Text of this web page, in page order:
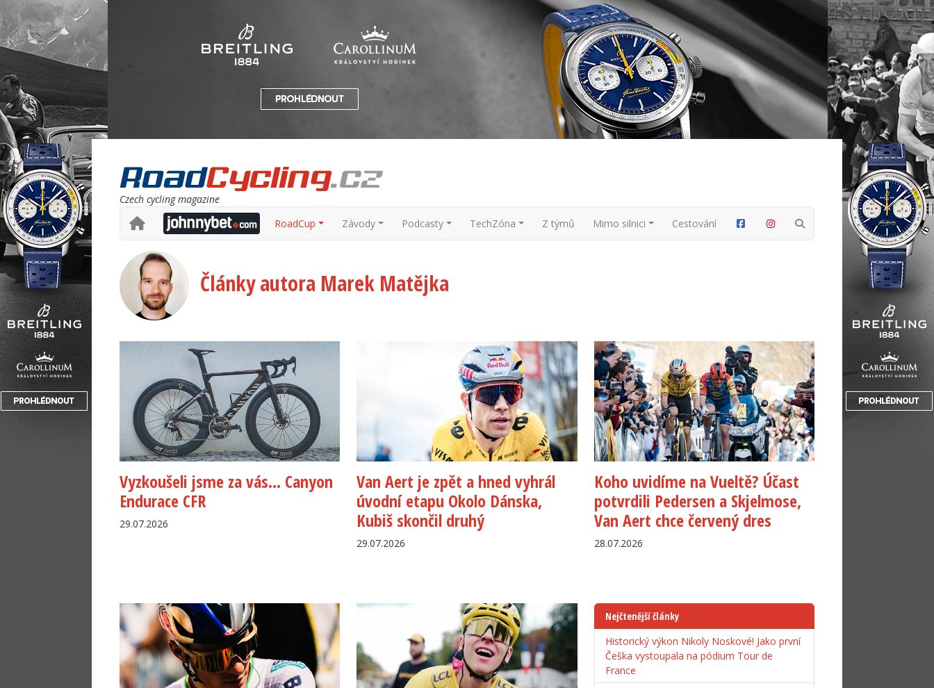
Czech cycling magazine
RoadCup
Závody Podcasty TechZóna Z týmů Mimo silnici Cestování
Články autora Marek Matějka
Vyzkoušeli jsme za vás… Canyon
Endurace CFR
29.07.2026
Van Aert je zpět a hned vyhrál
úvodní etapu Okolo Dánska,
Kubiš skončil druhý
29.07.2026
Koho uvidíme na Vueltě? Účast
potvrdili Pedersen a Skjelmose,
Van Aert chce červený dres
28.07.2026
Nejčtenější články
Historický výkon Nikoly Noskové! Jako první
Češka vystoupala na pódium Tour de
France